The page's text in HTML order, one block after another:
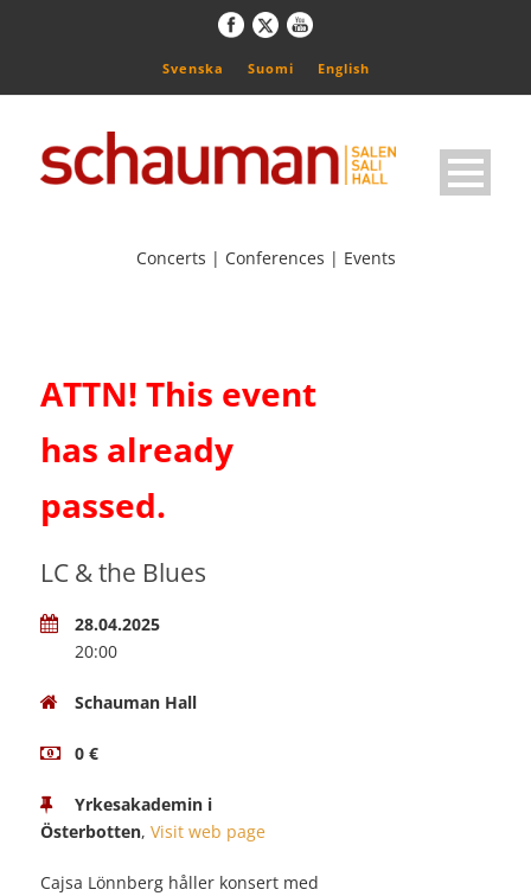
Svenska Suomi English
Concerts | Conferences | Events
ATTN! This event
has already
passed.
LC & the Blues
28.04.2025
20:00
Schauman Hall
0 €
Yrkesakademin i
Österbotten, Visit web page
Cajsa Lönnberg håller konsert med